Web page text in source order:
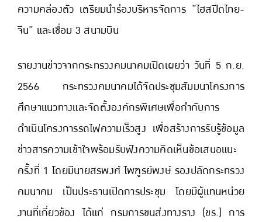
ความคล่องตัว เตรียมนำร่องบริหารจัดการ “ไฮสปีดไทย-
จีน” และเชื่อม 3 สนามบิน
รายงานข่าวจากกระทรวงคมนาคมเปิดเผยว่า วันที่ 5 ก.ย.
2566 กระทรวงคมนาคมได้จัดประชุมสัมมนาโครงการ
ศึกษาแนวทางและจัดตั้งองค์กรพิเศษเพื่อกำกับการ
ดำเนินโครงการรถไฟความเร็วสูง เพื่อสร้างการรับรู้ข้อมูล
ข่าวสารความเข้าใจพร้อมรับฟังความคิดเห็นข้อเสนอแนะ
ครั้งที่ 1 โดยมีนายสรพงศ์ ไพฑูรย์พงษ์ รองปลัดกระทรวง
คมนาคม เป็นประธานเปิดการประชุม โดยมีผู้แทนหน่วย
งานที่เกี่ยวข้อง ได้แก่ กรมการขนส่งทางราง (ขร.) การ